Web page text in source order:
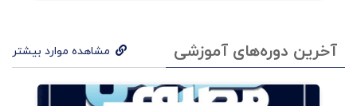
آخرین دوره‌های آموزشی مشاهده موارد بیشتر